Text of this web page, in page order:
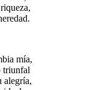
mía,
triunfal
alegría,